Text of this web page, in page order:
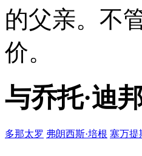
的父亲。不
价。
与乔托·迪
多那太罗 弗朗西斯·培根 塞万提